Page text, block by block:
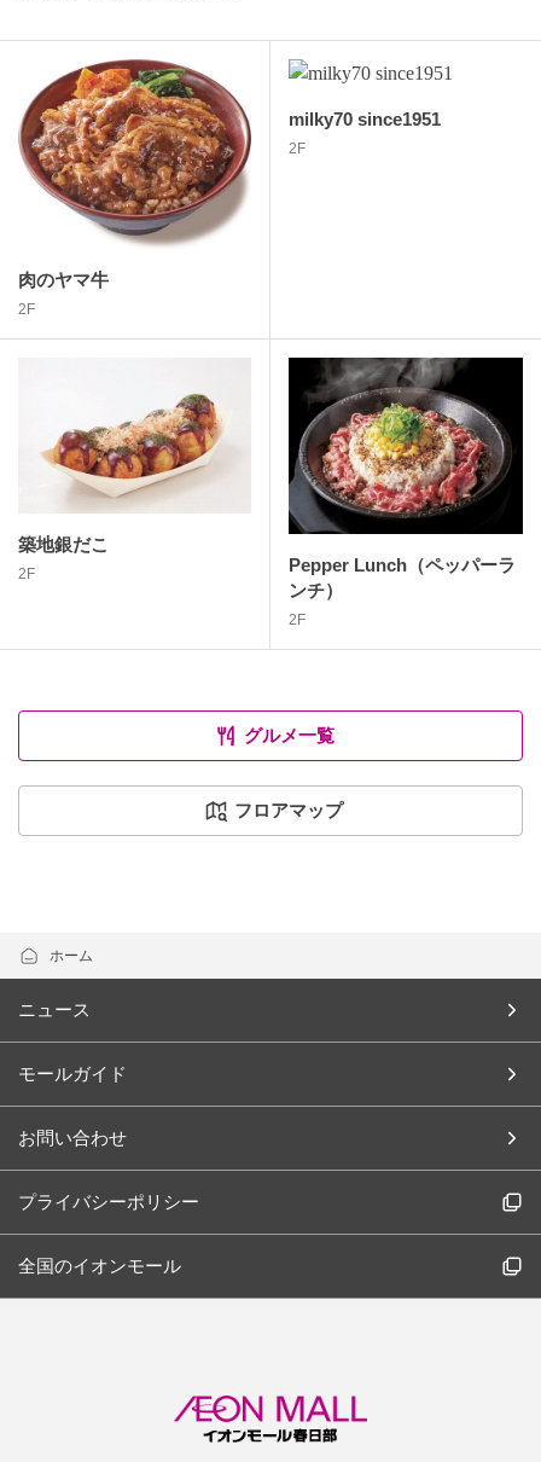
肉のヤマ牛
2F
milky70 since1951
2F
築地銀だこ
2F
Pepper Lunch（ペッパーラ
ンチ）
2F
グルメ一覧
フロアマップ
ホーム
ニュース
モールガイド
お問い合わせ
プライバシーポリシー
全国のイオンモール